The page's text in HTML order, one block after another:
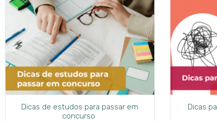
Dicas de estudos para passar em
concurso
Dicas